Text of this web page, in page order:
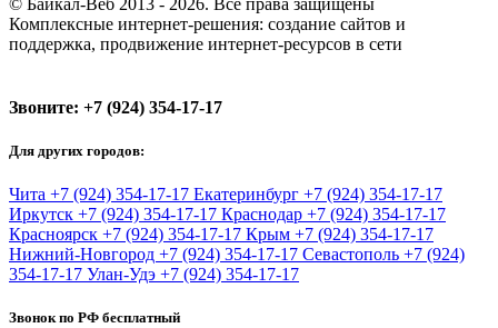
Комплексные интернет-решения: создание сайтов и
поддержка, продвижение интернет-ресурсов в сети
Звоните: +7 (924) 354-17-17
Для других городов:
Чита +7 (924) 354-17-17 Екатеринбург +7 (924) 354-17-17
Иркутск +7 (924) 354-17-17 Краснодар +7 (924) 354-17-17
Красноярск +7 (924) 354-17-17 Крым +7 (924) 354-17-17
Нижний-Новгород +7 (924) 354-17-17 Севастополь +7 (924)
354-17-17 Улан-Удэ +7 (924) 354-17-17
Звонок по РФ бесплатный